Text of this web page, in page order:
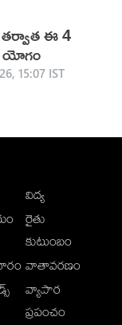
ఈ 4
యోగం
15:07 IST
విద్య
రైతు
కుటుంబం
వాతావరణం
వ్యాపార
ప్రపంచం